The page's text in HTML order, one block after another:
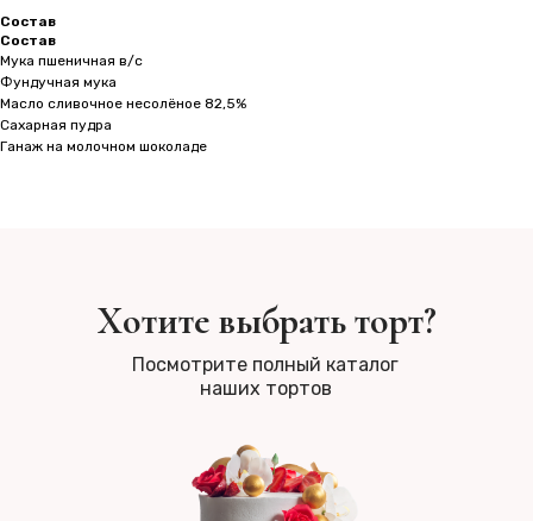
Состав
Состав
Мука пшеничная в/с
Фундучная мука
Масло сливочное несолёное 82,5%
Сахарная пудра
Ганаж на молочном шоколаде
Хотите выбрать торт?
Посмотрите полный каталог
наших тортов